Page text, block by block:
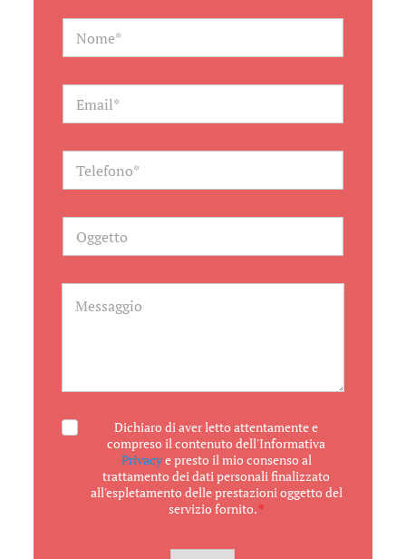
N
m
*E
a
lT
l
fO
g
tM
i
A
Dichiaro di aver letto attentamente e
compreso il contenuto dell'Informativa
Privacye presto il mio consenso al
trattamento dei dati personali finalizzato
all'espletamento delle prestazioni oggetto del
servizio fornito.*